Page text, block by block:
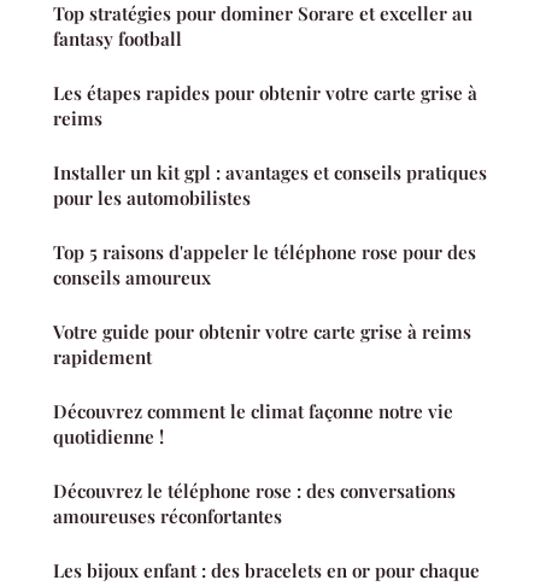
Top stratégies pour dominer Sorare et exceller au
fantasy football
Les étapes rapides pour obtenir votre carte grise à
reims
Installer un kit gpl : avantages et conseils pratiques
pour les automobilistes
Top 5 raisons d'appeler le téléphone rose pour des
conseils amoureux
Votre guide pour obtenir votre carte grise à reims
rapidement
Découvrez comment le climat façonne notre vie
quotidienne !
Découvrez le téléphone rose : des conversations
amoureuses réconfortantes
Les bijoux enfant : des bracelets en or pour chaque